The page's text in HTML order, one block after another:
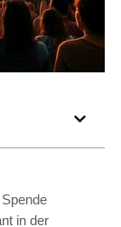
in der